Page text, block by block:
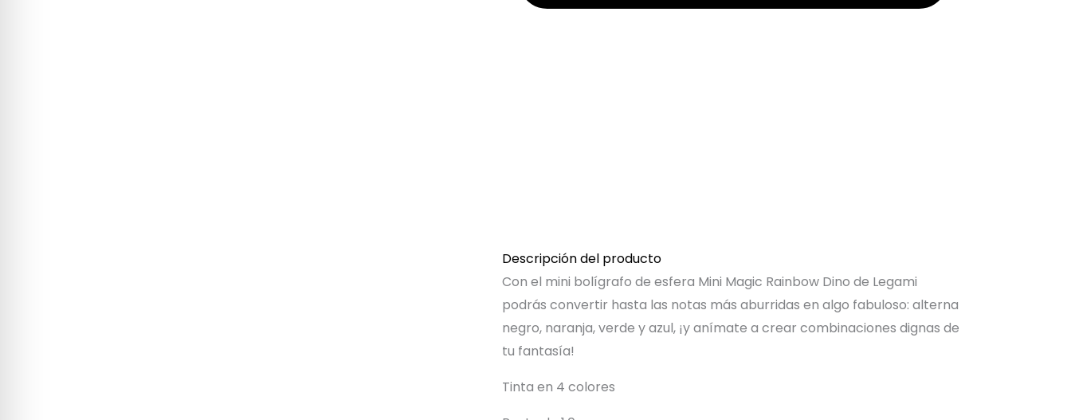
Descripción del producto
Con el mini bolígrafo de esfera Mini Magic Rainbow Dino de Legami
podrás convertir hasta las notas más aburridas en algo fabuloso: alterna
negro, naranja, verde y azul, ¡y anímate a crear combinaciones dignas de
tu fantasía!
Tinta en 4 colores